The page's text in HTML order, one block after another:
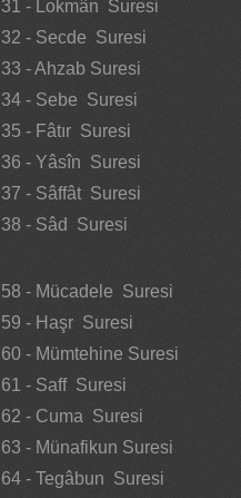
31 - Lokmân Suresi
32 - Secde Suresi
33 - Ahzab Suresi
34 - Sebe Suresi
35 - Fâtır Suresi
36 - Yâsîn Suresi
37 - Sâffât Suresi
38 - Sâd Suresi
58 - Mücadele Suresi
59 - Haşr Suresi
60 - Mümtehine Suresi
61 - Saff Suresi
62 - Cuma Suresi
63 - Münafikun Suresi
64 - Tegâbun Suresi